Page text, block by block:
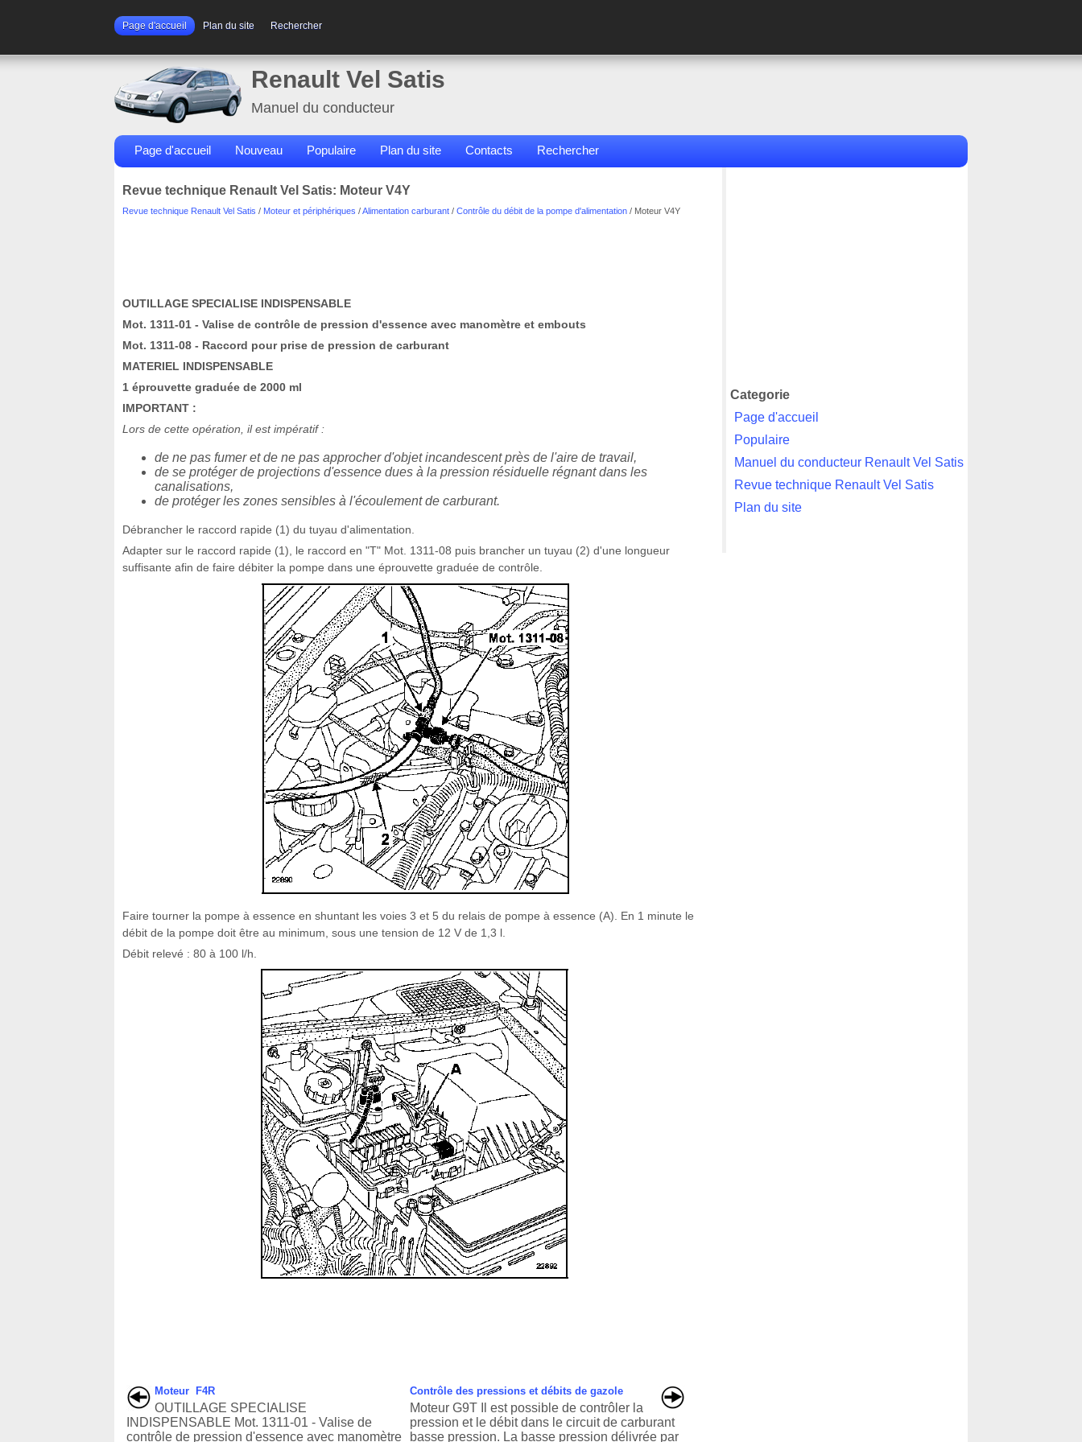
Page d'accueil Plan du site Rechercher
Renault Vel Satis
Manuel du conducteur
Page d'accueil Nouveau Populaire Plan du site Contacts Rechercher
Revue technique Renault Vel Satis: Moteur V4Y
Revue technique Renault Vel Satis / Moteur et périphériques /Alimentation carburant / Contrôle du débit de la pompe d'alimentation / Moteur V4Y
OUTILLAGE SPECIALISE INDISPENSABLE
Mot. 1311-01 - Valise de contrôle de pression d'essence avec manomètre et embouts
Mot. 1311-08 - Raccord pour prise de pression de carburant
MATERIEL INDISPENSABLE
1 éprouvette graduée de 2000 ml
IMPORTANT :
Lors de cette opération, il est impératif :
de ne pas fumer et de ne pas approcher d'objet incandescent près de l'aire de travail,
de se protéger de projections d'essence dues à la pression résiduelle régnant dans les
canalisations,
de protéger les zones sensibles à l'écoulement de carburant.
Débrancher le raccord rapide (1) du tuyau d'alimentation.
Adapter sur le raccord rapide (1), le raccord en "T" Mot. 1311-08 puis brancher un tuyau (2) d'une longueur
suffisante afin de faire débiter la pompe dans une éprouvette graduée de contrôle.
Faire tourner la pompe à essence en shuntant les voies 3 et 5 du relais de pompe à essence (A). En 1 minute le
débit de la pompe doit être au minimum, sous une tension de 12 V de 1,3 l.
Débit relevé : 80 à 100 l/h.
Moteur F4R
OUTILLAGE SPECIALISE
INDISPENSABLE Mot. 1311-01 - Valise de
contrôle de pression d'essence avec manomètre
Contrôle des pressions et débits de gazole
Moteur G9T Il est possible de contrôler la
pression et le débit dans le circuit de carburant
basse pression. La basse pression délivrée par
Categorie
Page d'accueil
Populaire
Manuel du conducteur Renault Vel Satis
Revue technique Renault Vel Satis
Plan du site